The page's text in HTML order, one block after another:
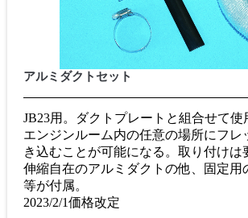
アルミダクトセット
JB23用。ダクトプレートと組合せて使
エンジンルーム内の任意の場所にフレ
き込むことが可能になる。取り付けは
伸縮自在のアルミダクトの他、固定用
等が付属。
2023/2/1価格改定